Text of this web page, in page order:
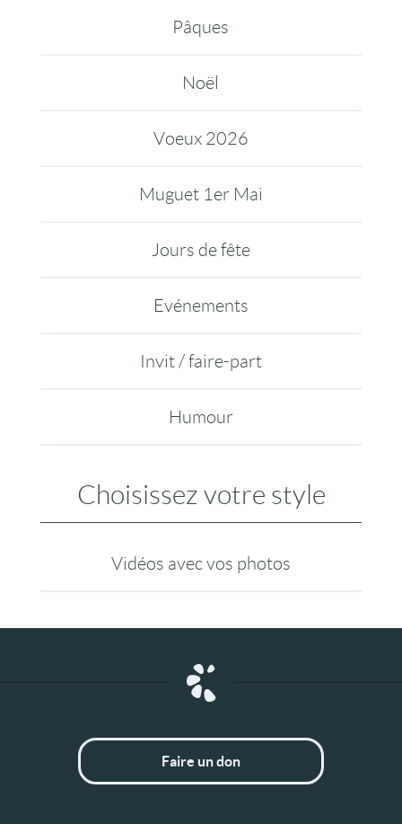
Pâques
Noël
Voeux 2026
Muguet 1er Mai
Jours de fête
Evénements
Invit / faire-part
Humour
Choisissez votre style
Vidéos avec vos photos
Faire un don